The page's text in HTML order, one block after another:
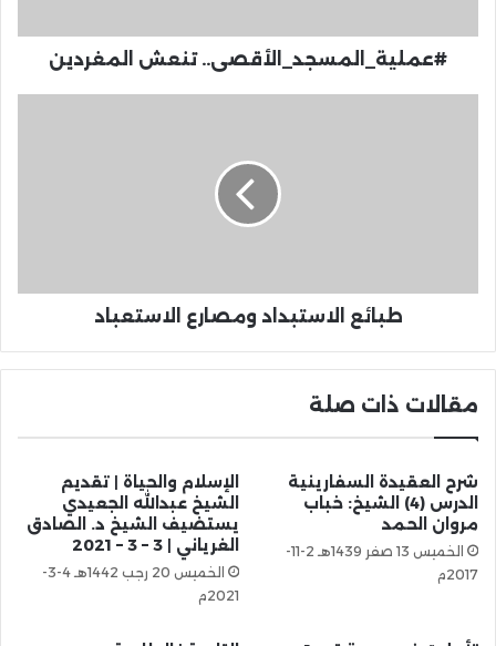
#عملية_المسجد_الأقصى.. تنعش المغردين
طبائع الاستبداد ومصارع الاستعباد
مقالات ذات صلة
شرح العقيدة السفارينية
الدرس (4) الشيخ: خباب
مروان الحمد
الخميس 13 صفر 1439هـ 2-11-
2017م
الإسلام والحياة | تقديم
الشيخ عبدالله الجعيدي
يستضيف الشيخ د. الصادق
الغرياني | 3 – 3 – 2021
الخميس 20 رجب 1442هـ 4-3-
2021م